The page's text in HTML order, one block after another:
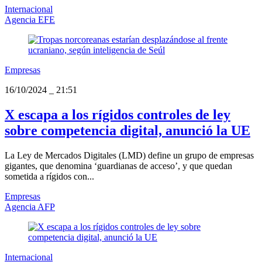
Internacional
Agencia EFE
Empresas
16/10/2024
21:51
X escapa a los rígidos controles de ley
sobre competencia digital, anunció la UE
La Ley de Mercados Digitales (LMD) define un grupo de empresas
gigantes, que denomina ‘guardianas de acceso’, y que quedan
sometida a rígidos con...
Empresas
Agencia AFP
Internacional